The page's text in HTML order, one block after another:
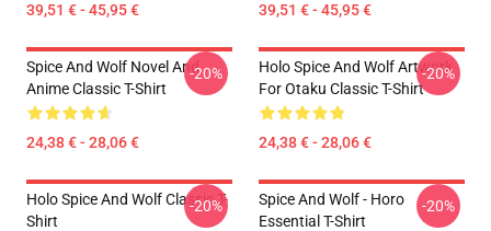
39,51 € - 45,95 € 39,51 € - 45,95 €
Spice And Wolf Novel And
Anime Classic T-Shirt
24,38 € - 28,06 €
-20%
Holo Spice And Wolf Artwork
For Otaku Classic T-Shirt
24,38 € - 28,06 €
-20%
Holo Spice And Wolf Classic T-
Shirt
-20%
Spice And Wolf - Horo
Essential T-Shirt
-20%